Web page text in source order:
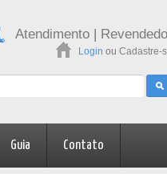
Atendimento |
Login ou Cadastre-
Guia Contato